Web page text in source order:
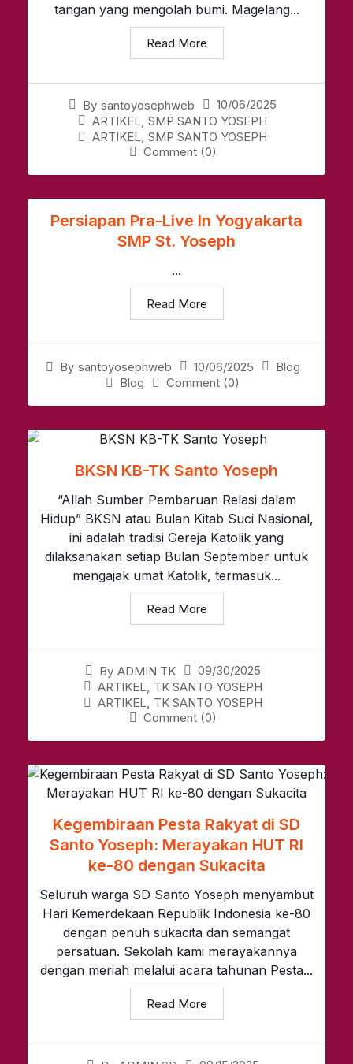
By santoyosephweb
10/06/2025
ARTIKEL SMP SANTO YOSEPH
ARTIKEL, SMP SANTO YOSEPH
Comment (0)
tangan yang mengolah bumi. Magelang...
Read More
Persiapan Pra-Live In Yogyakarta
SMP St. Yoseph
By santoyosephweb 10/06/2025
Blog
Blog
Comment (0)
...
Read More
BKSN KB-TK Santo Yoseph
By ADMIN TK
09/30/2025
ARTIKEL TK SANTO YOSEPH
ARTIKEL, TK SANTO YOSEPH
Comment (0)
“Allah Sumber Pembaruan Relasi dalam
Hidup” BKSN atau Bulan Kitab Suci Nasional,
ini adalah tradisi Gereja Katolik yang
dilaksanakan setiap Bulan September untuk
mengajak umat Katolik, termasuk...
Read More
Kegembiraan Pesta Rakyat di SD
Santo Yoseph: Merayakan HUT RI
ke-80 dengan Sukacita
Seluruh warga SD Santo Yoseph menyambut
Hari Kemerdekaan Republik Indonesia ke-80
dengan penuh sukacita dan semangat
persatuan. Sekolah kami merayakannya
dengan meriah melalui acara tahunan Pesta...
Read More